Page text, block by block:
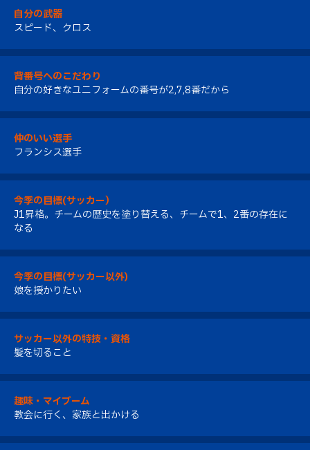
自分の武器
スピード、クロス
背番号へのこだわり
自分の好きなユニフォームの番号が2,7,8番だから
仲のいい選手
フランシス選手
今季の目標(サッカー）
J1昇格。チームの歴史を塗り替える、チームで1、2番の存在に
なる
今季の目標(サッカー以外)
娘を授かりたい
サッカー以外の特技・資格
髪を切ること
趣味・マイブーム
教会に行く、家族と出かける